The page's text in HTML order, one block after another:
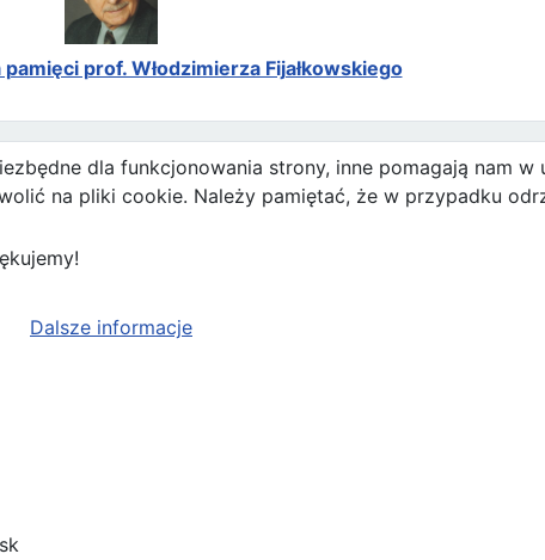
prof. Włodzimierza Fijałkowskiego
dla funkcjonowania strony, inne pomagają nam
na pliki cookie. Należy pamiętać, że w przypadku
Dalsze informacje